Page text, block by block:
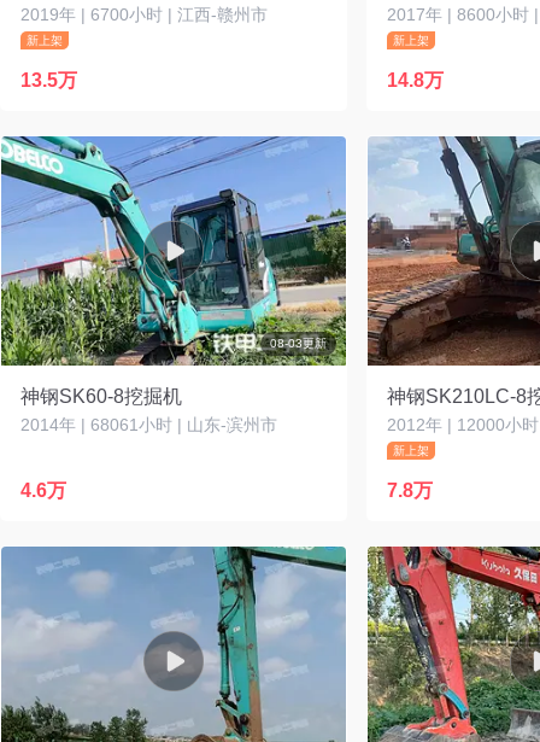
2019年 | 6700小时 | 江西-赣州市
新上架
13.5万
2017年 | 8600小时
新上架
14.8万
08-03更新
神钢SK60-8挖掘机
2014年 | 68061小时 | 山东-滨州市
4.6万
神钢SK210LC-8
2012年 | 12000小
新上架
7.8万